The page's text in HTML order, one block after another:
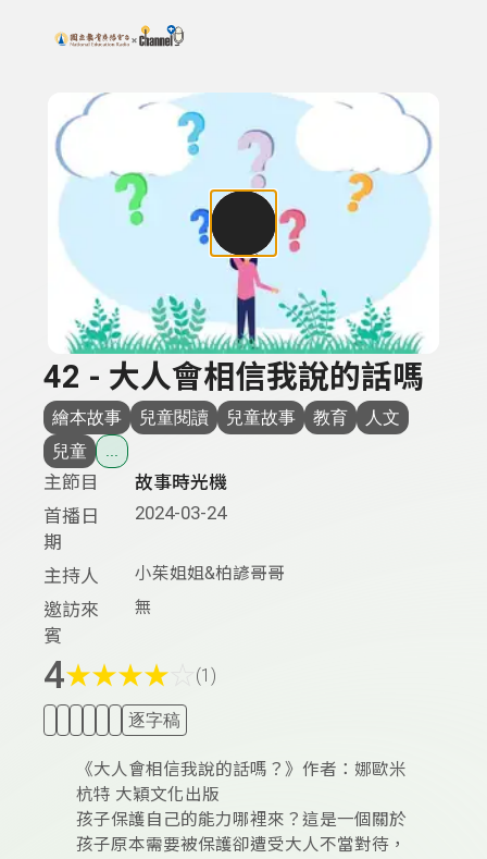
上方功能區塊
搜尋關鍵字：可輸入節目名稱、主持人或關鍵字
42 - 大人會相信我說的話嗎
繪本故事 兒童閱讀 兒童故事 教育
人文
兒童
...
主節目
故事時光機
首播日
期
2024-03-24
主持人 小茱姐姐&柏諺哥哥
邀訪來
賓
無
4★★★★ (1)
逐字稿
《大人會相信我說的話嗎？》作者：娜歐米
杭特 大穎文化出版
孩子保護自己的能力哪裡來？這是一個關於
孩子原本需要被保護卻遭受大人不當對待，